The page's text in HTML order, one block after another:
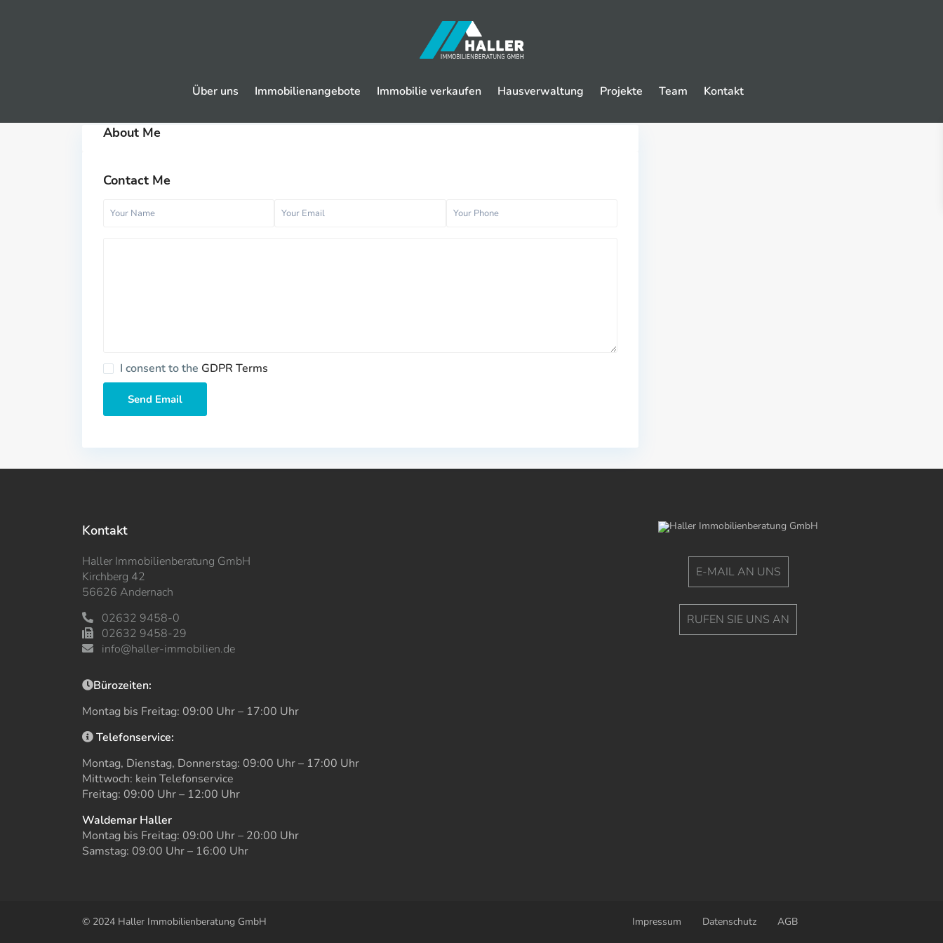
Über uns Immobilienangebote Immobilie verkaufen Hausverwaltung Projekte Team Kontakt
About Me
Contact Me
I consent to the GDPR Terms
Kontakt
Haller Immobilienberatung GmbH
Kirchberg 42
56626 Andernach
02632 9458-0
02632 9458-29
info@haller-immobilien.de
Bürozeiten:
Montag bis Freitag: 09:00 Uhr – 17:00 Uhr
Telefonservice:
Montag, Dienstag, Donnerstag: 09:00 Uhr – 17:00 Uhr
Mittwoch: kein Telefonservice
Freitag: 09:00 Uhr – 12:00 Uhr
Waldemar Haller
Montag bis Freitag: 09:00 Uhr – 20:00 Uhr
Samstag: 09:00 Uhr – 16:00 Uhr
E-MAIL AN UNS
RUFEN SIE UNS AN
© 2024 Haller Immobilienberatung GmbH Impressum Datenschutz AGB